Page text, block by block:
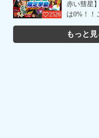
2526
赤い彗星
は0%！！
動？
もっと見